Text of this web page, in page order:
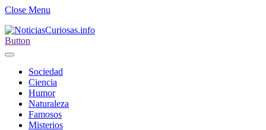
Close Menu
Button
Sociedad
Ciencia
Humor
Naturaleza
Famosos
Misterios